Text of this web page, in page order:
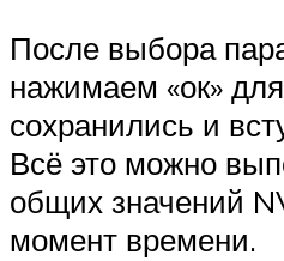
После выбора
нажимаем «ок»
сохранились и
Всё это можно
общих значений
момент времени.